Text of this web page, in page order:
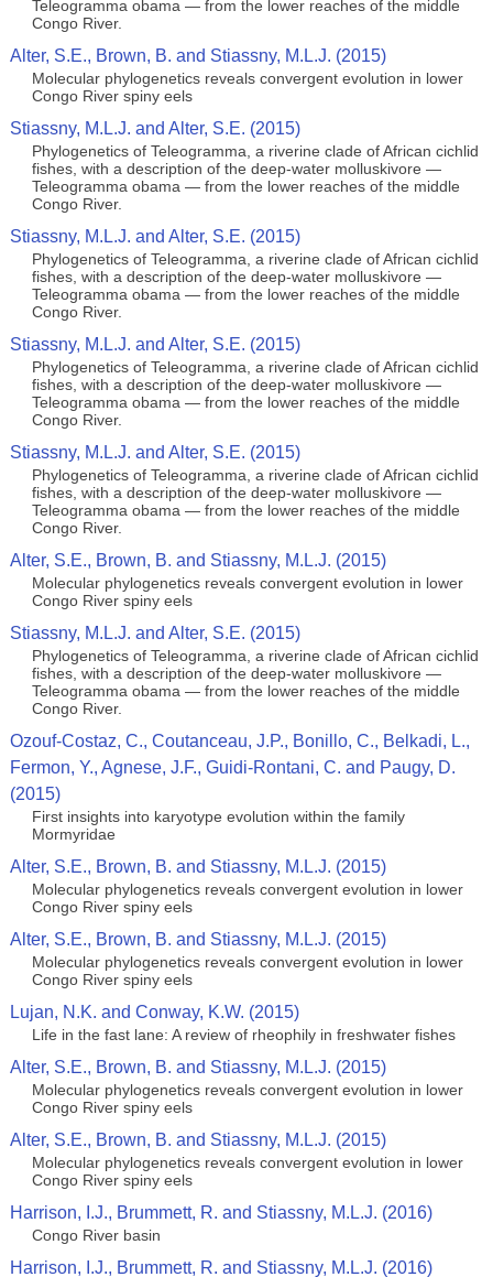
Teleogramma obama — from the lower reaches of the middle
Congo River.
Alter, S.E., Brown, B. and Stiassny, M.L.J. (2015)
Molecular phylogenetics reveals convergent evolution in lower
Congo River spiny eels
Stiassny, M.L.J. and Alter, S.E. (2015)
Phylogenetics of Teleogramma, a riverine clade of African cichlid
fishes, with a description of the deep-water molluskivore —
Teleogramma obama — from the lower reaches of the middle
Congo River.
Stiassny, M.L.J. and Alter, S.E. (2015)
Phylogenetics of Teleogramma, a riverine clade of African cichlid
fishes, with a description of the deep-water molluskivore —
Teleogramma obama — from the lower reaches of the middle
Congo River.
Stiassny, M.L.J. and Alter, S.E. (2015)
Phylogenetics of Teleogramma, a riverine clade of African cichlid
fishes, with a description of the deep-water molluskivore —
Teleogramma obama — from the lower reaches of the middle
Congo River.
Stiassny, M.L.J. and Alter, S.E. (2015)
Phylogenetics of Teleogramma, a riverine clade of African cichlid
fishes, with a description of the deep-water molluskivore —
Teleogramma obama — from the lower reaches of the middle
Congo River.
Alter, S.E., Brown, B. and Stiassny, M.L.J. (2015)
Molecular phylogenetics reveals convergent evolution in lower
Congo River spiny eels
Stiassny, M.L.J. and Alter, S.E. (2015)
Phylogenetics of Teleogramma, a riverine clade of African cichlid
fishes, with a description of the deep-water molluskivore —
Teleogramma obama — from the lower reaches of the middle
Congo River.
Ozouf-Costaz, C., Coutanceau, J.P., Bonillo, C., Belkadi, L.,
Fermon, Y., Agnese, J.F., Guidi-Rontani, C. and Paugy, D.
(2015)
First insights into karyotype evolution within the family
Mormyridae
Alter, S.E., Brown, B. and Stiassny, M.L.J. (2015)
Molecular phylogenetics reveals convergent evolution in lower
Congo River spiny eels
Alter, S.E., Brown, B. and Stiassny, M.L.J. (2015)
Molecular phylogenetics reveals convergent evolution in lower
Congo River spiny eels
Lujan, N.K. and Conway, K.W. (2015)
Life in the fast lane: A review of rheophily in freshwater fishes
Alter, S.E., Brown, B. and Stiassny, M.L.J. (2015)
Molecular phylogenetics reveals convergent evolution in lower
Congo River spiny eels
Alter, S.E., Brown, B. and Stiassny, M.L.J. (2015)
Molecular phylogenetics reveals convergent evolution in lower
Congo River spiny eels
Harrison, I.J., Brummett, R. and Stiassny, M.L.J. (2016)
Congo River basin
Harrison, I.J., Brummett, R. and Stiassny, M.L.J. (2016)